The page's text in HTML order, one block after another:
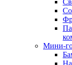
Мини-